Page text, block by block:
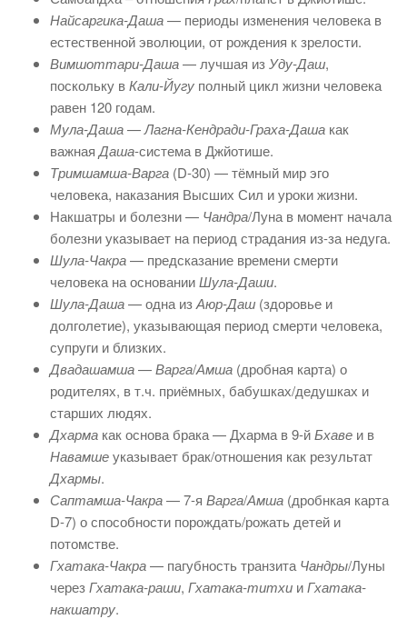
Найсаргика-Даша— периоды изменения человека в
естественной эволюции, от рождения к зрелости.
Вимшоттари-Даша— лучшая изУду-Даш,
поскольку вКали-Йугу полный цикл жизни человека
равен 120 годам.
Мула-Даша—Лагна-Кендради-Граха-Даша как
важная Даша-система в Джйотише.
Тримшамша-Варга (D-30) — тёмный мир эго
человека, наказания Высших Сил и уроки жизни.
Накшатры и болезни — Чандра/Луна в момент начала
болезни указывает на период страдания из-за недуга.
Шула-Чакра— предсказание времени смерти
человека на основанииШула-Даши.
Шула-Даша— одна изАюр-Даш (здоровье и
долголетие), указывающая период смерти человека,
супруги и близких.
Двадашамша—Варга/Амша (дробная карта) о
родителях, в т.ч. приёмных, бабушках/дедушках и
старших людях.
Дхарма как основа брака — Дхарма в 9-йБхаве и в
Навамшеуказывает брак/отношения как результат
Дхармы.
Саптамша-Чакра— 7-я Варга/Амша (дробнкая карта
D-7) о способности порождать/рожать детей и
потомстве.
Гхатака-Чакра— пагубность транзита Чандры/Луны
черезГхатака-раши, Гхатака-титхи иГхатака-
накшатру.